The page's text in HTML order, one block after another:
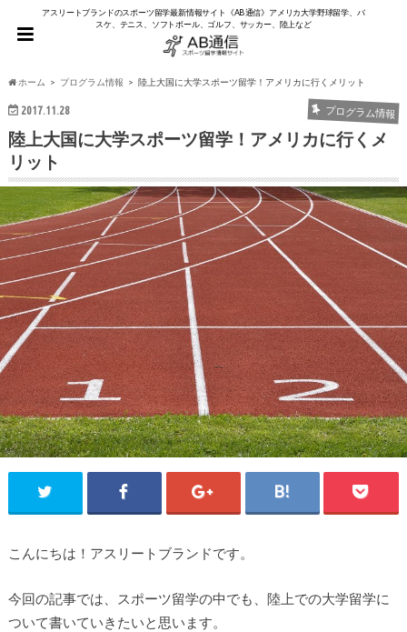
アスリートブランドのスポーツ留学最新情報サイト《AB通信》アメリカ大学野球留学、バ
スケ、テニス、ソフトボール、ゴルフ、サッカー、陸上など
ホーム プログラム情報 陸上大国に大学スポーツ留学！アメリカに行くメリット
2017.11.28 プログラム情報
陸上大国に大学スポーツ留学！アメリカに行くメ
リット
こんにちは！アスリートブランドです。
今回の記事では、スポーツ留学の中でも、陸上での大学留学に
ついて書いていきたいと思います。